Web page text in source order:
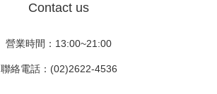
Contact us
營業時間：13:00~21:00
聯絡電話：(02)2622-4536